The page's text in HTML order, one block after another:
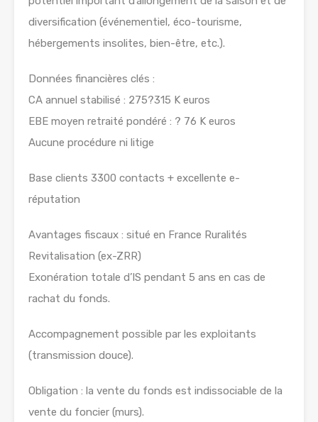
diversification (événementiel, éco-tourisme,
hébergements insolites, bien-être, etc.).
Données financières clés :
CA annuel stabilisé : 275?315 K euros
EBE moyen retraité pondéré : ? 76 K euros
Aucune procédure ni litige
Base clients 3300 contacts + excellente e-
réputation
Avantages fiscaux : situé en France Ruralités
Revitalisation (ex-ZRR)
Exonération totale d’IS pendant 5 ans en cas de
rachat du fonds.
Accompagnement possible par les exploitants
(transmission douce).
Obligation : la vente du fonds est indissociable de la
vente du foncier (murs).